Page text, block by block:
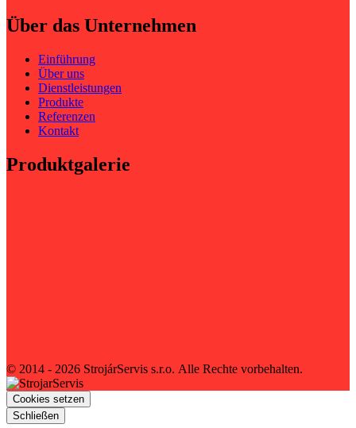
Über das Unternehmen
Einführung
Über uns
Dienstleistungen
Produkte
Referenzen
Kontakt
Produktgalerie
© 2014 - 2026 StrojárServis s.r.o. Alle Rechte vorbehalten.
Cookies setzen
Schließen